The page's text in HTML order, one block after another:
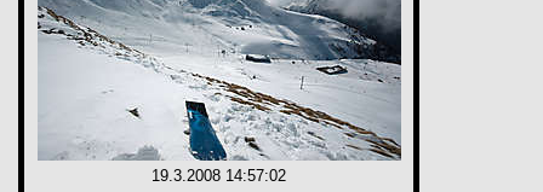
19.3.2008 14:57:02